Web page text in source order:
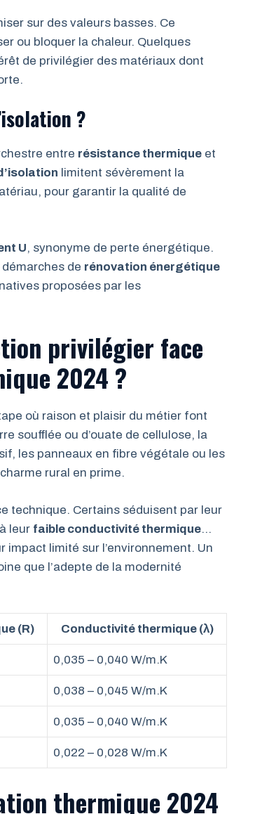
sur des valeurs basses. Ce
ou bloquer la chaleur. Quelques
de privilégier des matériaux dont
?
entre résistance thermique et
limitent sévèrement la
pour garantir la qualité de
U, synonyme de perte énergétique.
de rénovation énergétique
proposées par les
privilégier face
2024 ?
où raison et plaisir du métier font
soufflée ou d’ouate de cellulose, la
les panneaux en fibre végétale ou les
rural en prime.
technique. Certains séduisent par leur
leur faible conductivité thermique…
limité sur l’environnement. Un
que l’adepte de la modernité
(R) Conductivité thermique (λ)
0,035 – 0,040 W/m.K
0,038 – 0,045 W/m.K
0,035 – 0,040 W/m.K
0,022 – 0,028 W/m.K
thermique 2024